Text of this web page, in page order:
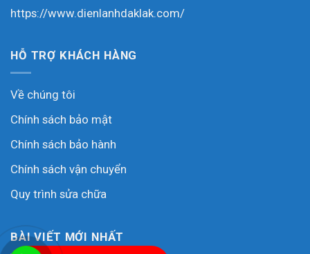
https://www.dienlanhdaklak.com/
HỖ TRỢ KHÁCH HÀNG
Về chúng tôi
Chính sách bảo mật
Chính sách bảo hành
Chính sách vận chuyển
Quy trình sửa chữa
BÀI VIẾT MỚI NHẤT